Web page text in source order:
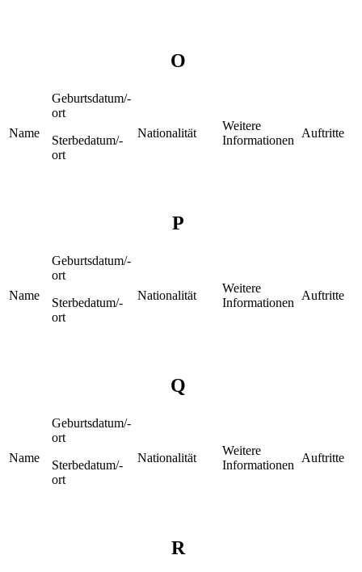
O
Name
Geburtsdatum/-
ort
Sterbedatum/-
ort
Nationalität
Weitere
Informationen
Auftritte
P
Name
Geburtsdatum/-
ort
Sterbedatum/-
ort
Nationalität
Weitere
Informationen
Auftritte
Q
Name
Geburtsdatum/-
ort
Sterbedatum/-
ort
Nationalität
Weitere
Informationen
Auftritte
R